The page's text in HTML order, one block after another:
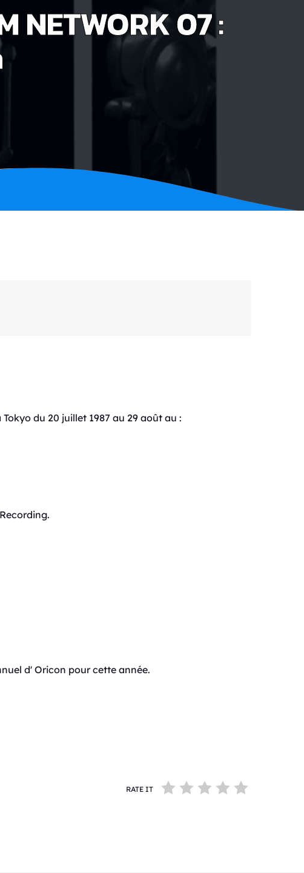
NETWORK 07 :
du 20 juillet 1987 au 29 août au :
d' Oricon pour cette année.
RATE IT